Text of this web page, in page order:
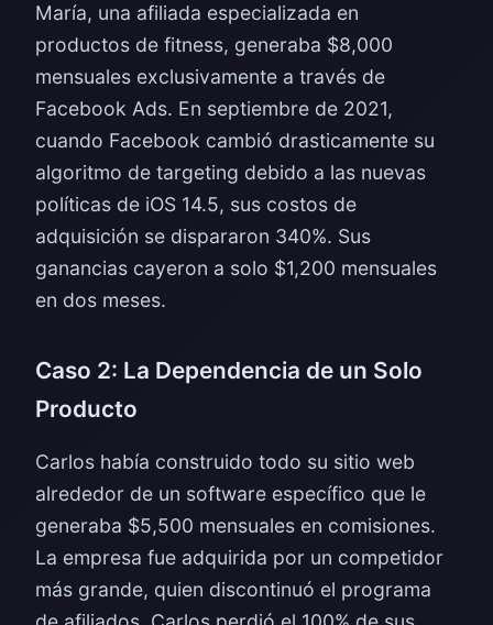
María, una afiliada especializada en
productos de fitness, generaba $8,000
mensuales exclusivamente a través de
Facebook Ads. En septiembre de 2021,
cuando Facebook cambió drasticamente su
algoritmo de targeting debido a las nuevas
políticas de iOS 14.5, sus costos de
adquisición se dispararon 340%. Sus
ganancias cayeron a solo $1,200 mensuales
en dos meses.
Caso 2: La Dependencia de un Solo
Producto
Carlos había construido todo su sitio web
alrededor de un software específico que le
generaba $5,500 mensuales en comisiones.
La empresa fue adquirida por un competidor
más grande, quien discontinuó el programa